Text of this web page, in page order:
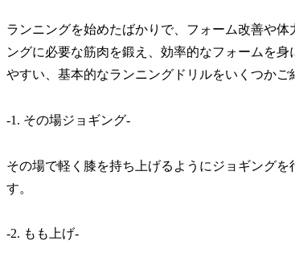
ランニングを始めたばかりで、 フォーム改善や体
ングに必要な筋肉を鍛え、効率的なフォームを
やすい、基本的なランニングドリルをいくつかご
-1. その場ジョギング-
その場で軽く膝を持ち上げる ようにジョギング
す。
-2. もも上げ-